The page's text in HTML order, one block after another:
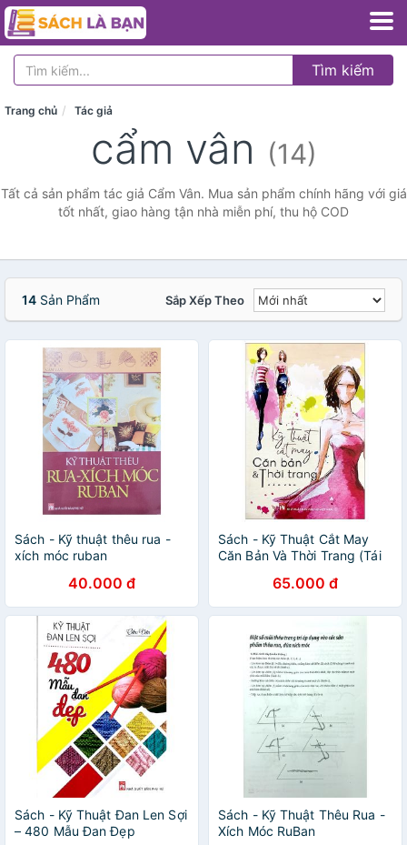
Tìm kiếm
Trang chủ Tác giả
cẩm vân (14)
Tất cả sản phẩm tác giả Cẩm Vân. Mua sản phẩm chính hãng với giá
tốt nhất, giao hàng tận nhà miễn phí, thu hộ COD
14 Sản Phẩm Sắp Xếp Theo
Sách - Kỹ thuật thêu rua -
xích móc ruban
40.000 đ
Sách - Kỹ Thuật Cắt May
Căn Bản Và Thời Trang (Tái
65.000 đ
Sách - Kỹ Thuật Đan Len Sợi
– 480 Mẫu Đan Đẹp
Sách - Kỹ Thuật Thêu Rua -
Xích Móc RuBan